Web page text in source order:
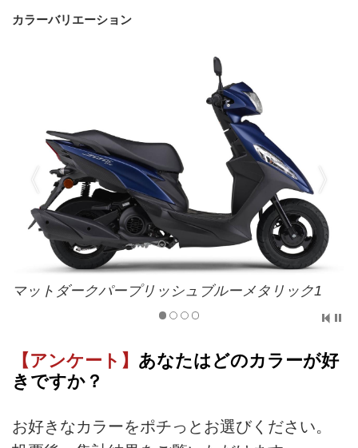
カラーバリエーション
マットダークパープリッシュブルーメタリック1
【アンケート】 あなたはどのカラーが好
きですか？
お好きなカラーをポチっとお選びください。